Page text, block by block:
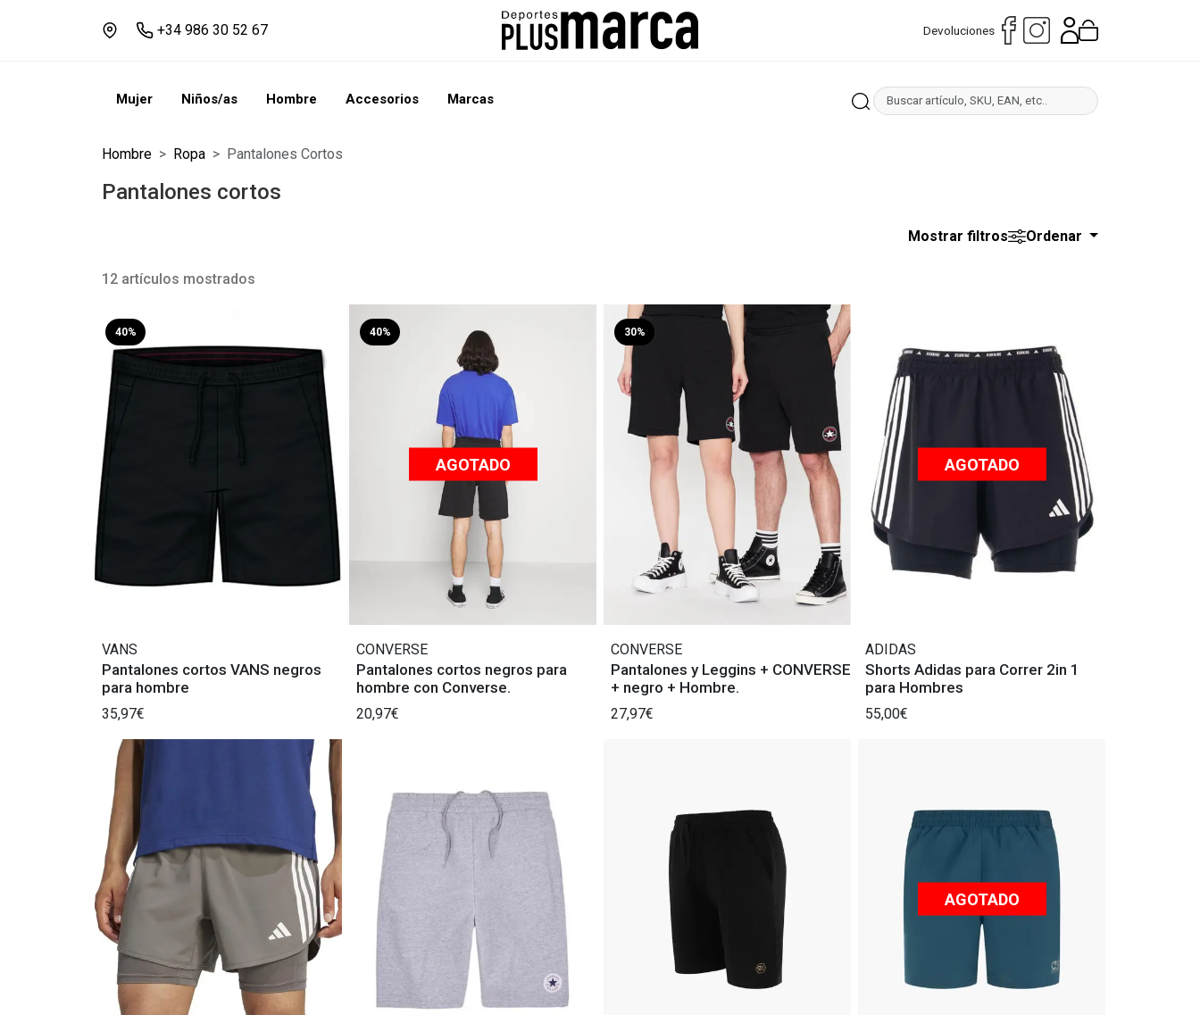
+34 986 30 52 67 Devoluciones
Mujer Niños/as Hombre Accesorios Marcas
Hombre Ropa Pantalones Cortos
Pantalones cortos
Mostrar filtros Ordenar
12 artículos mostrados
40%
VANS
Pantalones cortos VANS negros
para hombre
35,97€
40%
AGOTADO
CONVERSE
Pantalones cortos negros para
hombre con Converse.
20,97€
30%
CONVERSE
Pantalones y Leggins + CONVERSE
+ negro + Hombre.
27,97€
AGOTADO
ADIDAS
Shorts Adidas para Correr 2in 1
para Hombres
55,00€
AGOTADO